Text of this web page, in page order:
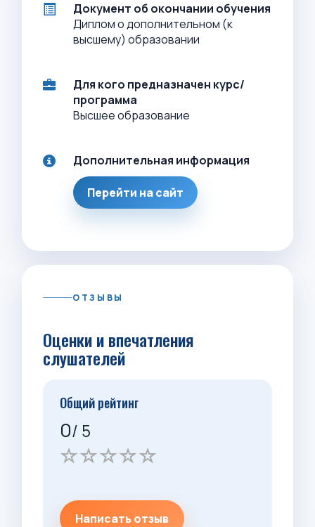
Документ об окончании обучения
Диплом о дополнительном (к
высшему) образовании
Для кого предназначен курс/
программа
Высшее образование
Дополнительная информация
Перейти на сайт
ОТЗЫВЫ
Оценки и впечатления
слушателей
Общий рейтинг
0/ 5
Написать отзыв